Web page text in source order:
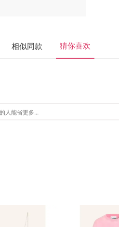
相似同款 猜你喜欢